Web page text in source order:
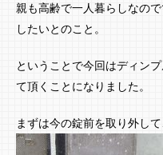
親も高齢で一人暮らしなの
したいとのこと。
ということで今回はディン
て頂くことになりました。
まずは今の錠前を取り外して